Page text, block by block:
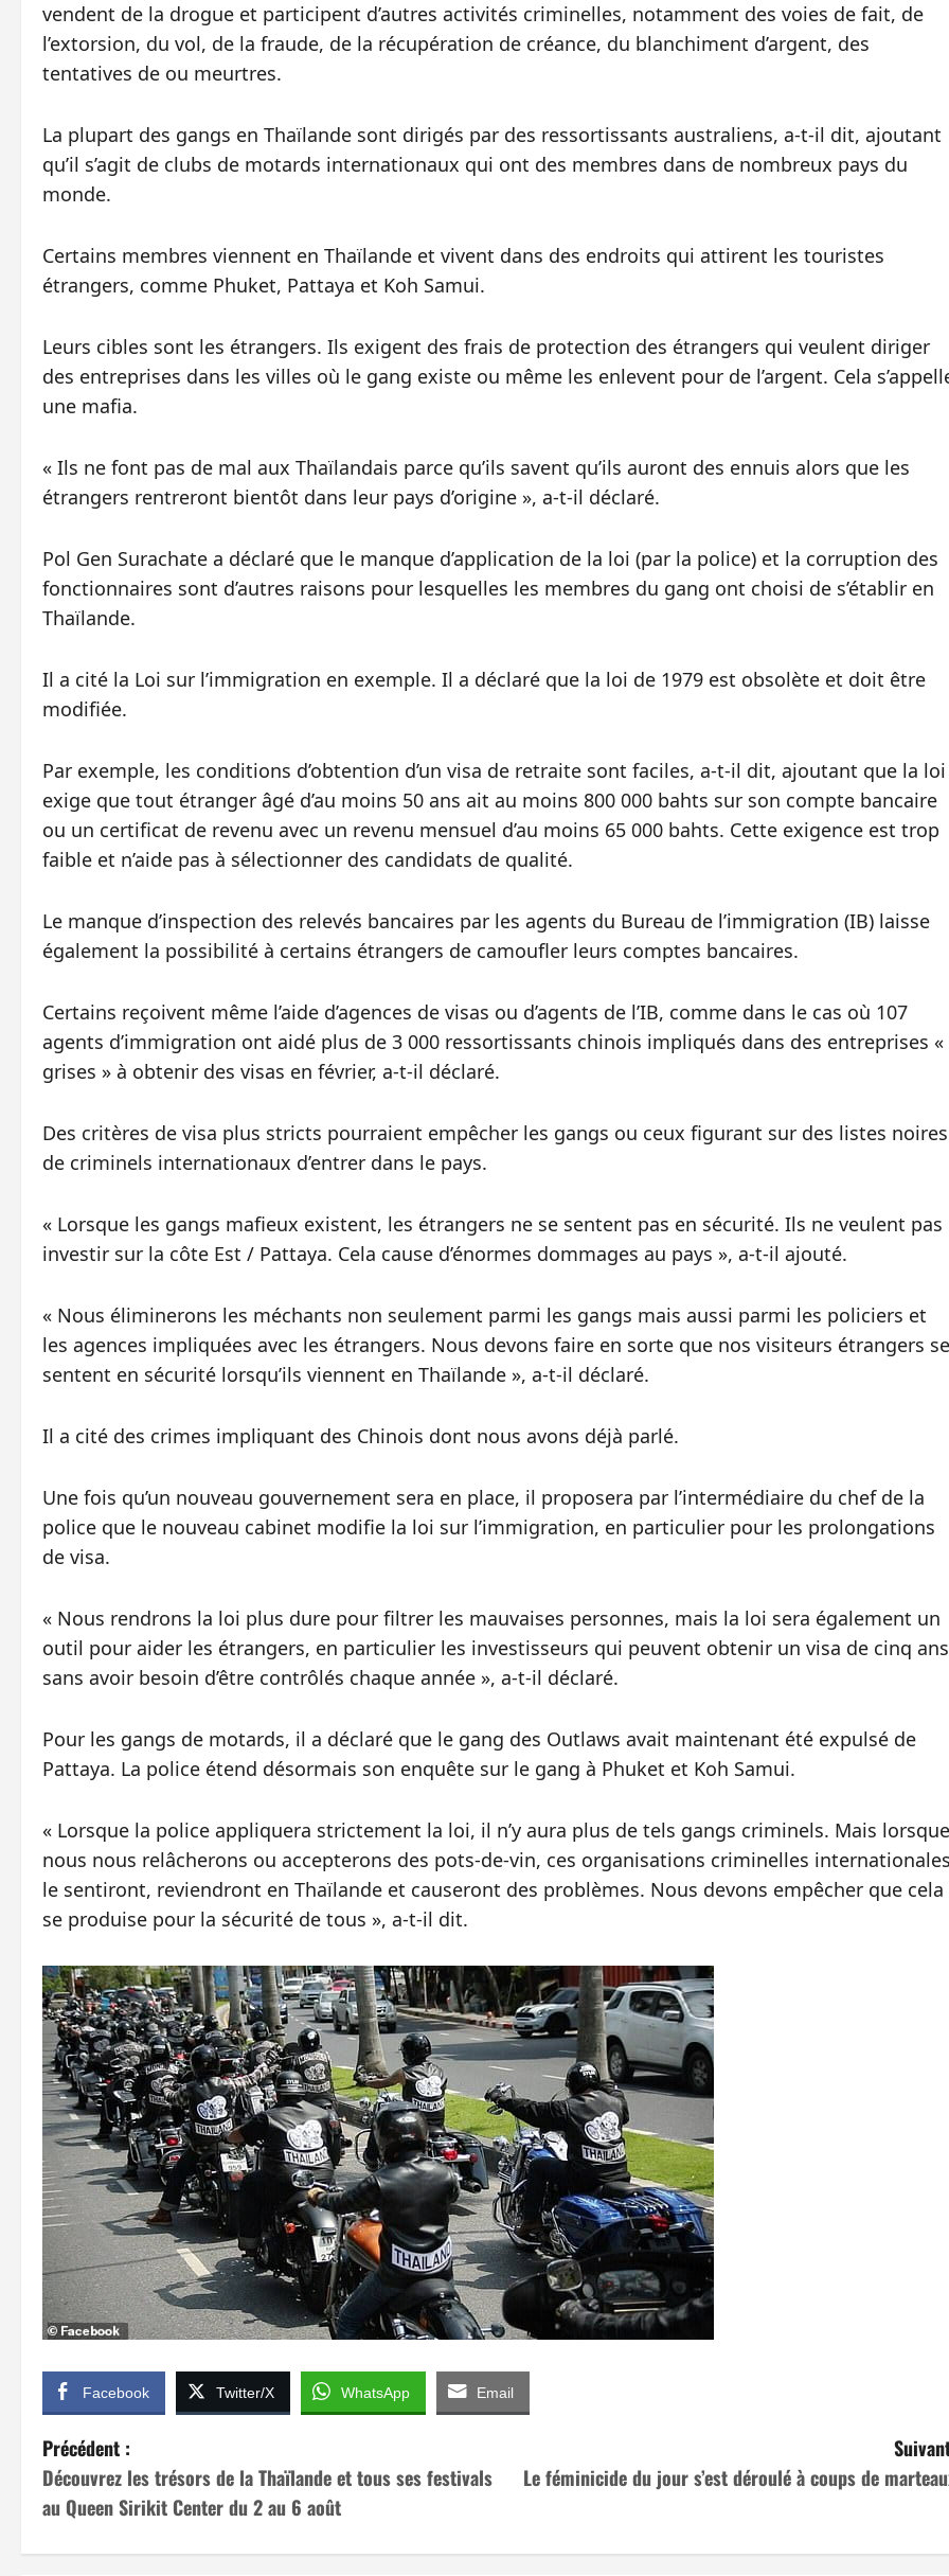
vendent de la drogue et participent d’autres activités criminelles, notamment des voies de fait, de
l’extorsion, du vol, de la fraude, de la récupération de créance, du blanchiment d’argent, des
tentatives de ou meurtres.
La plupart des gangs en Thaïlande sont dirigés par des ressortissants australiens, a-t-il dit, ajoutant
qu’il s’agit de clubs de motards internationaux qui ont des membres dans de nombreux pays du
monde.
Certains membres viennent en Thaïlande et vivent dans des endroits qui attirent les touristes
étrangers, comme Phuket, Pattaya et Koh Samui.
Leurs cibles sont les étrangers. Ils exigent des frais de protection des étrangers qui veulent diriger
des entreprises dans les villes où le gang existe ou même les enlevent pour de l’argent. Cela
une mafia.
« Ils ne font pas de mal aux Thaïlandais parce qu’ils savent qu’ils auront des ennuis alors que les
étrangers rentreront bientôt dans leur pays d’origine », a-t-il déclaré.
Pol Gen Surachate a déclaré que le manque d’application de la loi (par la police) et la corruption des
fonctionnaires sont d’autres raisons pour lesquelles les membres du gang ont choisi de s’établir en
Thaïlande.
Il a cité la Loi sur l’immigration en exemple. Il a déclaré que la loi de 1979 est obsolète et doit être
modifiée.
Par exemple, les conditions d’obtention d’un visa de retraite sont faciles, a-t-il dit, ajoutant que la loi
exige que tout étranger âgé d’au moins 50 ans ait au moins 800 000 bahts sur son compte bancaire
ou un certificat de revenu avec un revenu mensuel d’au moins 65 000 bahts. Cette exigence est trop
faible et n’aide pas à sélectionner des candidats de qualité.
Le manque d’inspection des relevés bancaires par les agents du Bureau de l’immigration (IB) laisse
également la possibilité à certains étrangers de camoufler leurs comptes bancaires.
Certains reçoivent même l’aide d’agences de visas ou d’agents de l’IB, comme dans le cas où 107
agents d’immigration ont aidé plus de 3 000 ressortissants chinois impliqués dans des entreprises «
grises » à obtenir des visas en février, a-t-il déclaré.
Des critères de visa plus stricts pourraient empêcher les gangs ou ceux figurant sur des listes noires
de criminels internationaux d’entrer dans le pays.
« Lorsque les gangs mafieux existent, les étrangers ne se sentent pas en sécurité. Ils ne veulent pas
investir sur la côte Est / Pattaya. Cela cause d’énormes dommages au pays », a-t-il ajouté.
« Nous éliminerons les méchants non seulement parmi les gangs mais aussi parmi les policiers et
les agences impliquées avec les étrangers. Nous devons faire en sorte que nos visiteurs étrangers se
sentent en sécurité lorsqu’ils viennent en Thaïlande », a-t-il déclaré.
Il a cité des crimes impliquant des Chinois dont nous avons déjà parlé.
Une fois qu’un nouveau gouvernement sera en place, il proposera par l’intermédiaire du chef de la
police que le nouveau cabinet modifie la loi sur l’immigration, en particulier pour les prolongations
de visa.
« Nous rendrons la loi plus dure pour filtrer les mauvaises personnes, mais la loi sera également un
outil pour aider les étrangers, en particulier les investisseurs qui peuvent obtenir un visa de cinq ans
sans avoir besoin d’être contrôlés chaque année », a-t-il déclaré.
Pour les gangs de motards, il a déclaré que le gang des Outlaws avait maintenant été expulsé de
Pattaya. La police étend désormais son enquête sur le gang à Phuket et Koh Samui.
« Lorsque la police appliquera strictement la loi, il n’y aura plus de tels gangs criminels. Mais lorsque
nous nous relâcherons ou accepterons des pots-de-vin, ces organisations criminelles
le sentiront, reviendront en Thaïlande et causeront des problèmes. Nous devons empêcher que cela
se produise pour la sécurité de tous », a-t-il dit.
Facebook Twitter/X WhatsApp Email
N
a
v
Précédent :
Découvrez les trésors de la Thaïlande et tous ses festivals
au Queen Sirikit Center du 2 au 6 août
Le féminicide du jour s’est déroulé à coups de